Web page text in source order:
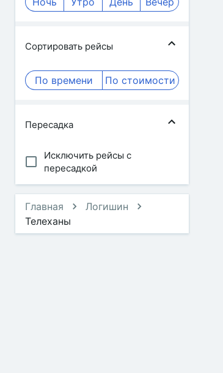
Сортировать рейсы
По времени По стоимости
Пересадка
Исключить рейсы с
пересадкой
Главная
Логишин
Телеханы